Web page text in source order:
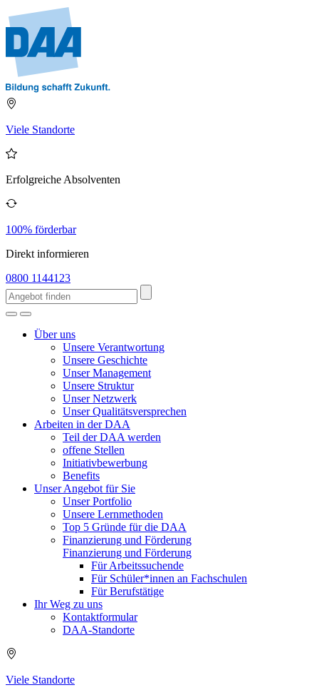
Viele Standorte
Erfolgreiche Absolventen
100% förderbar
Direkt informieren
0800 1144123
Über uns
Unsere Verantwortung
Unsere Geschichte
Unser Management
Unsere Struktur
Unser Netzwerk
Unser Qualitätsversprechen
Arbeiten in der DAA
Teil der DAA werden
offene Stellen
Initiativbewerbung
Benefits
Unser Angebot für Sie
Unser Portfolio
Unsere Lernmethoden
Top 5 Gründe für die DAA
Finanzierung und Förderung
Finanzierung und Förderung
Für Arbeitssuchende
Für Schüler*innen an Fachschulen
Für Berufstätige
Ihr Weg zu uns
Kontaktformular
DAA-Standorte
Viele Standorte